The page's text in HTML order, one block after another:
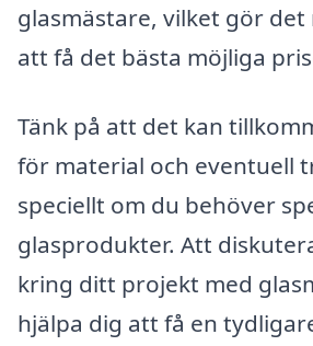
glasmästare, vilket gör
att få det bästa möjliga
Tänk på att det kan
för material och eventuell
speciellt om du behöver
glasprodukter. Att
kring ditt projekt med
hjälpa dig att få en